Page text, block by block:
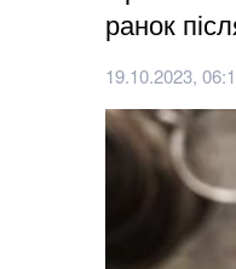
ранок
19.10.2023,